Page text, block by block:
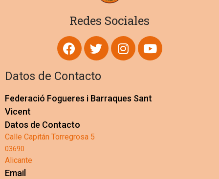
Redes Sociales
Datos de Contacto
Federació Fogueres i Barraques Sant
Vicent
Datos de Contacto
Calle Capitán Torregrosa 5
03690
Alicante
Email